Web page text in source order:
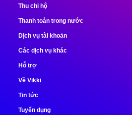
Thu chi hộ
Thanh toán trong nước
Dịch vụ tài khoản
Các dịch vụ khác
Hỗ trợ
Về Vikki
Tin tức
Tuyển dụng